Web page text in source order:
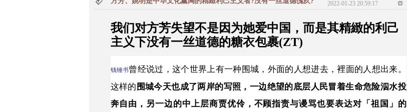
2022-01-23 20:59:17
我们对方芳失望不是因为她爱中国，而是其精緻的利己
主义下没有一丝道德的糖衣包裹(ZT)
钱锺书曾经说过，这个世界上有一种围城，外面的人想进去，裡面的人想出来。
这样的 围城今天也成了两岸的写照，一边绝望的底层人民冒着生命危险泅水投
奔自由，另一边的中上层商贾优伶，不顾指责与谩骂也要表达对「祖国」的